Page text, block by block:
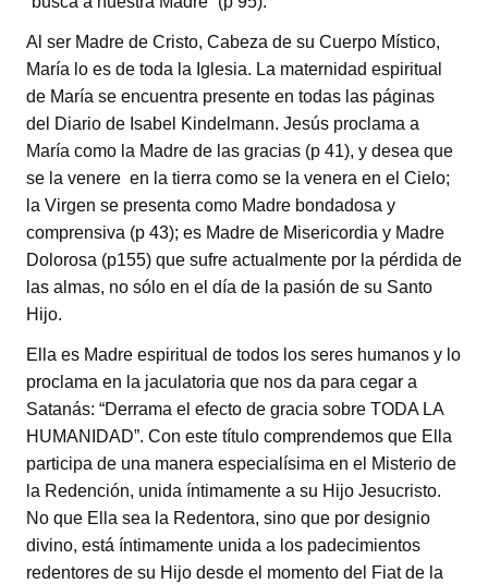
Al ser Madre de Cristo, Cabeza de su Cuerpo Místico,
María lo es de toda la Iglesia. La maternidad espiritual
de María se encuentra presente en todas las páginas
del Diario de Isabel Kindelmann. Jesús proclama a
María como la Madre de las gracias (p 41), y desea que
se la venere en la tierra como se la venera en el Cielo;
la Virgen se presenta como Madre bondadosa y
comprensiva (p 43); es Madre de Misericordia y Madre
Dolorosa (p155) que sufre actualmente por la pérdida de
las almas, no sólo en el día de la pasión de su Santo
Hijo.
Ella es Madre espiritual de todos los seres humanos y lo
proclama en la jaculatoria que nos da para cegar a
Satanás: “Derrama el efecto de gracia sobre TODA LA
HUMANIDAD”. Con este título comprendemos que Ella
participa de una manera especialísima en el Misterio de
la Redención, unida íntimamente a su Hijo Jesucristo.
No que Ella sea la Redentora, sino que por designio
divino, está íntimamente unida a los padecimientos
redentores de su Hijo desde el momento del Fiat de la